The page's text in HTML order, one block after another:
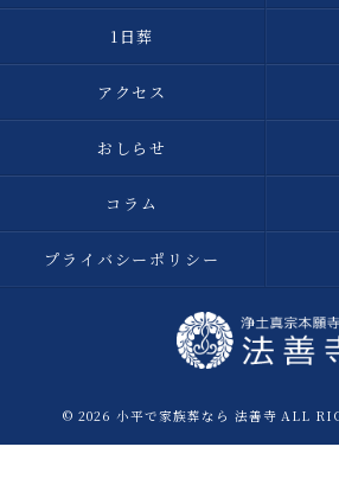
1日葬
アクセス
おしらせ
コラム
プライバシーポリシー
© 2026 小平で家族葬なら 法善寺 ALL